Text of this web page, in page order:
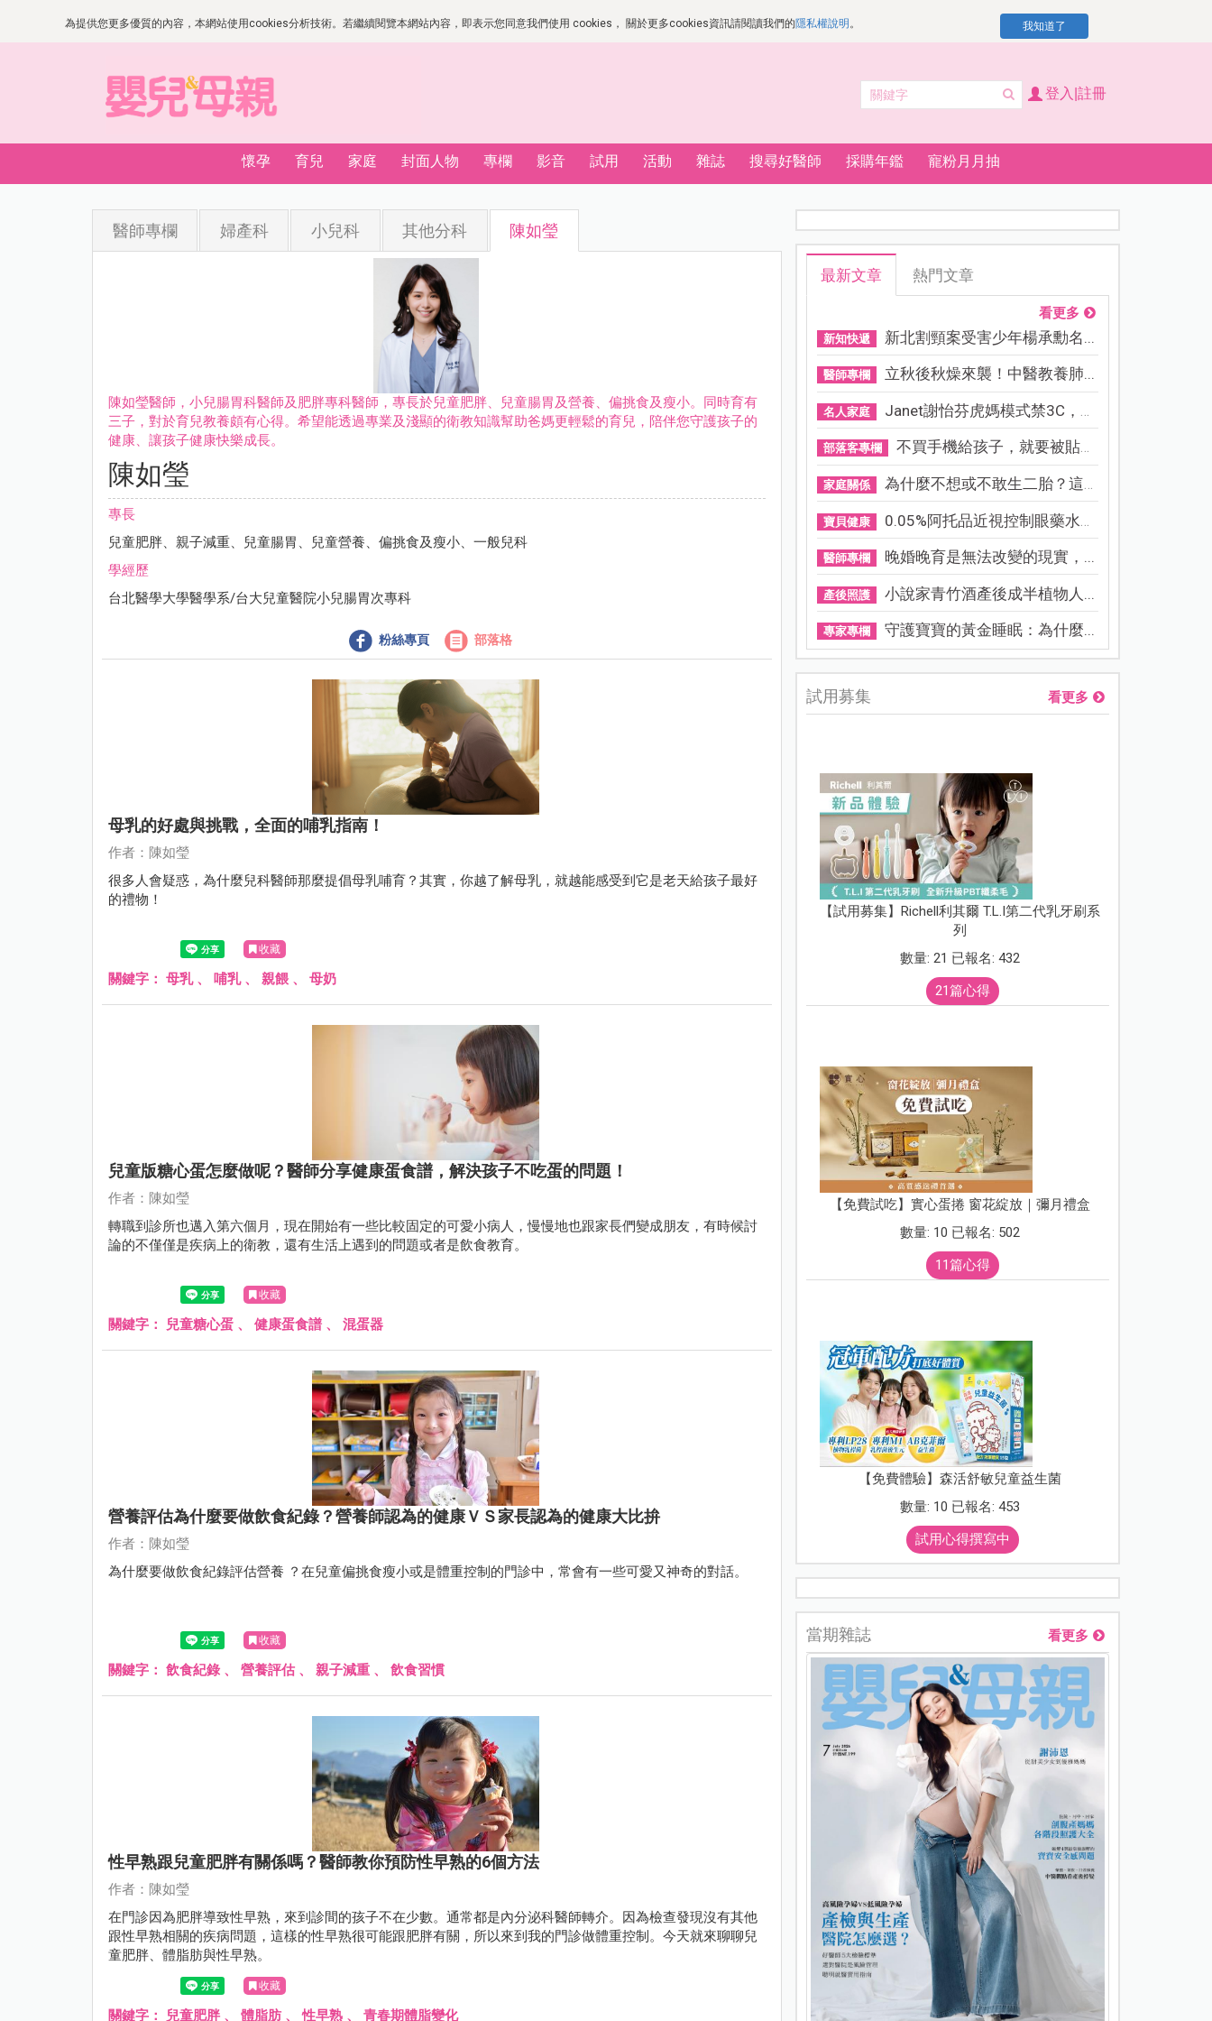
為提供您更多優質的內容，本網站使用cookies分析技術。若繼續閱覽本網站內容，即表示您同意我們使用 cookies， 關於更多cookies資訊請閱讀我們的隱私權說明 。 我知道了
登入|註冊
懷孕 育兒 家庭 封面人物 專欄 影音 試用 活動 雜誌 搜尋好醫師 採購年鑑 寵粉月月抽
醫師專欄 婦產科 小兒科 其他分科 陳如瑩
陳如瑩醫師，小兒腸胃科醫師及肥胖專科醫師，專長於兒童肥胖、兒童腸胃及營養、偏挑食及瘦小。同時育有
三子，對於育兒教養頗有心得。希望能透過專業及淺顯的衛教知識幫助爸媽更輕鬆的育兒，陪伴您守護孩子的
健康、讓孩子健康快樂成長。
陳如瑩
專長
兒童肥胖、親子減重、兒童腸胃、兒童營養、偏挑食及瘦小、一般兒科
學經歷
台北醫學大學醫學系/台大兒童醫院小兒腸胃次專科
粉絲專頁 部落格
母乳的好處與挑戰，全面的哺乳指南！
作者：陳如瑩
很多人會疑惑，為什麼兒科醫師那麼提倡母乳哺育？其實，你越了解母乳，就越能感受到它是老天給孩子最好
的禮物！
收藏
關鍵字： 母乳、 哺乳、 親餵 、 母奶
兒童版糖心蛋怎麼做呢？醫師分享健康蛋食譜，解決孩子不吃蛋的問題！
作者：陳如瑩
轉職到診所也邁入第六個月，現在開始有一些比較固定的可愛小病人，慢慢地也跟家長們變成朋友，有時候討
論的不僅僅是疾病上的衛教，還有生活上遇到的問題或者是飲食教育。
收藏
關鍵字： 兒童糖心蛋 、 健康蛋食譜 、 混蛋器
營養評估為什麼要做飲食紀錄？營養師認為的健康ＶＳ家長認為的健康大比拚
作者：陳如瑩
為什麼要做飲食紀錄評估營養 ？在兒童偏挑食瘦小或是體重控制的門診中，常會有一些可愛又神奇的對話。
收藏
關鍵字： 飲食紀錄、 營養評估 、 親子減重 、 飲食習慣
性早熟跟兒童肥胖有關係嗎？醫師教你預防性早熟的6個方法
作者：陳如瑩
在門診因為肥胖導致性早熟，來到診間的孩子不在少數。通常都是內分泌科醫師轉介。因為檢查發現沒有其他
跟性早熟相關的疾病問題，這樣的性早熟很可能跟肥胖有關，所以來到我的門診做體重控制。今天就來聊聊兒
童肥胖、體脂肪與性早熟。
收藏
關鍵字： 兒童肥胖、 體脂肪、性早熟 、 青春期體脂變化
最新文章 熱門文章
看更多
新知快遞 新北割頸案受害少年楊承勳名...
醫師專欄 立秋後秋燥來襲！中醫教養肺...
名人家庭 Janet謝怡芬虎媽模式禁3C，看...
部落客專欄 不買手機給孩子，就要被貼「...
家庭關係 為什麼不想或不敢生二胎？這8...
寶貝健康 0.05%阿托品近視控制眼藥水納...
醫師專欄 晚婚晚育是無法改變的現實，...
產後照護 小說家青竹酒產後成半植物人...
專家專欄 守護寶寶的黃金睡眠：為什麼...
試用募集 看更多
【試用募集】Richell利其爾 T.L.I第二代乳牙刷系
列
數量: 21 已報名: 432
21篇心得
【免費試吃】實心蛋捲 窗花綻放｜彌月禮盒
數量: 10 已報名: 502
11篇心得
【免費體驗】森活舒敏兒童益生菌
數量: 10 已報名: 453
試用心得撰寫中
當期雜誌 看更多